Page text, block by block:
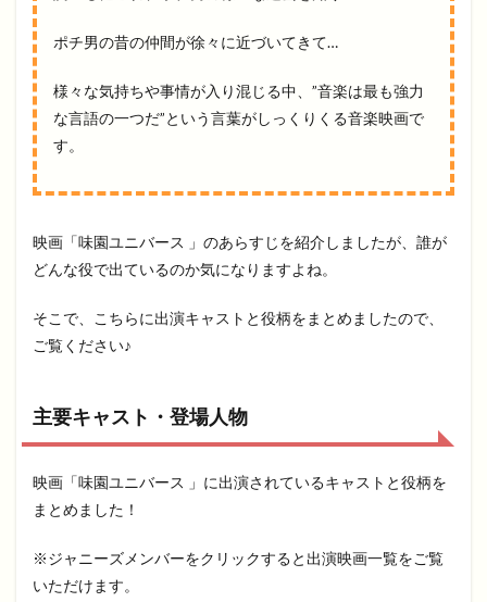
ポチ男の昔の仲間が徐々に近づいてきて…
様々な気持ちや事情が入り混じる中、”音楽は最も強力
な言語の一つだ”という言葉がしっくりくる音楽映画で
す。
映画「味園ユニバース 」のあらすじを紹介しましたが、誰が
どんな役で出ているのか気になりますよね。
そこで、こちらに出演キャストと役柄をまとめましたので、
ご覧ください♪
主要キャスト・登場人物
映画「味園ユニバース 」に出演されているキャストと役柄を
まとめました！
※ジャニーズメンバーをクリックすると出演映画一覧をご覧
いただけます。